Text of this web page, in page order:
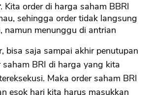
. Kita order di harga saham BBRI
sehingga order tidak langsung
namun menunggu di antrian
bisa saja sampai akhir penutupan
saham BRI di harga yang kita
Maka order saham BRI
esok hari kita harus masukkan